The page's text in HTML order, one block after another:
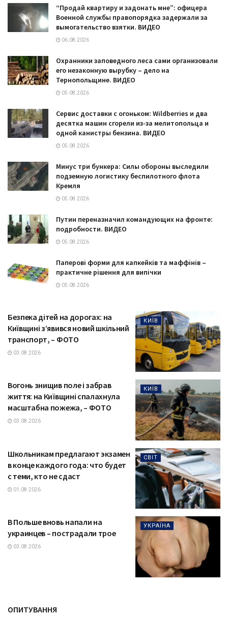
“Продай квартиру и задонать мне”: офицера
Военной службы правопорядка задержали за
вымогательство взятки. ВИДЕО
06.08.2026
Охранники заповедного леса сами организовали
его незаконную вырубку – дело на
Тернопольщине. ВИДЕО
05.08.2026
Сервис доставки с огоньком: Wildberries и два
десятка машин сгорели из-за мелитопольца и
одной канистры бензина. ВИДЕО
05.08.2026
Минус три бункера: Силы обороны выследили
подземную логистику беспилотного флота
Кремля
05.08.2026
Путин переназначил командующих на фронте:
подробности. ВИДЕО
05.08.2026
Паперові форми для капкейків та маффінів –
практичне рішення для випічки
05.08.2026
КИЇВ
Безпека дітей на дорогах: на
Київщині з’явився новий шкільний
транспорт, – ФОТО
03.08.2026
КИЇВ
Вогонь знищив поле і забрав
життя: на Київщині спалахнула
масштабна пожежа, – ФОТО
03.08.2026
СВІТ
Школьникам предлагают экзамен
в конце каждого года: что будет
с теми, кто не сдаст
01.08.2026
УКРАЇНА
В Польше вновь напали на
украинцев – пострадали трое
03.08.2026
ОПИТУВАННЯ